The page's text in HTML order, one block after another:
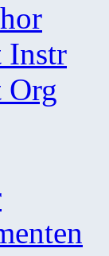
Instr
Org